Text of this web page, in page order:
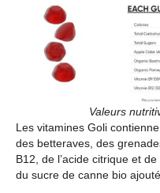
Valeurs
Les vitamines Goli
des betteraves, des
B12, de l’acide citrique et
du sucre de canne bio ajouté.